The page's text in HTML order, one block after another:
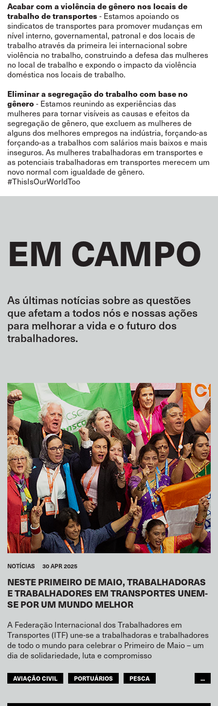
Acabar com a violência de gênero nos locais de
trabalho de transportes - Estamos apoiando os
sindicatos de transportes para promover mudanças em
nível interno, governamental, patronal e dos locais de
trabalho através da primeira lei internacional sobre
violência no trabalho, construindo a defesa das mulheres
no local de trabalho e expondo o impacto da violência
doméstica nos locais de trabalho.
Eliminar a segregação do trabalho com base no
gênero - Estamos reunindo as experiências das
mulheres para tornar visíveis as causas e efeitos da
segregação de gênero, que excluem as mulheres de
alguns dos melhores empregos na indústria, forçando-as
forçando-as a trabalhos com salários mais baixos e mais
inseguros. As mulheres trabalhadoras em transportes e
as potenciais trabalhadoras em transportes merecem um
novo normal com igualdade de gênero.
#ThisIsOurWorldToo
EM CAMPO
As últimas notícias sobre as questões
que afetam a todos nós e nossas ações
para melhorar a vida e o futuro dos
trabalhadores.
NOTÍCIAS 30 APR 2025
NESTE PRIMEIRO DE MAIO, TRABALHADORAS
E TRABALHADORES EM TRANSPORTES UNEM-
SE POR UM MUNDO MELHOR
A Federação Internacional dos Trabalhadores em
Transportes (ITF) une-se a trabalhadoras e trabalhadores
de todo o mundo para celebrar o Primeiro de Maio – um
dia de solidariedade, luta e compromisso
AVIAÇÃO CIVIL PORTUÁRIOS
PESCA
...